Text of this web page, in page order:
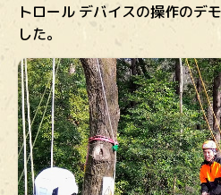
トロール デバイスの操作のデ
した。